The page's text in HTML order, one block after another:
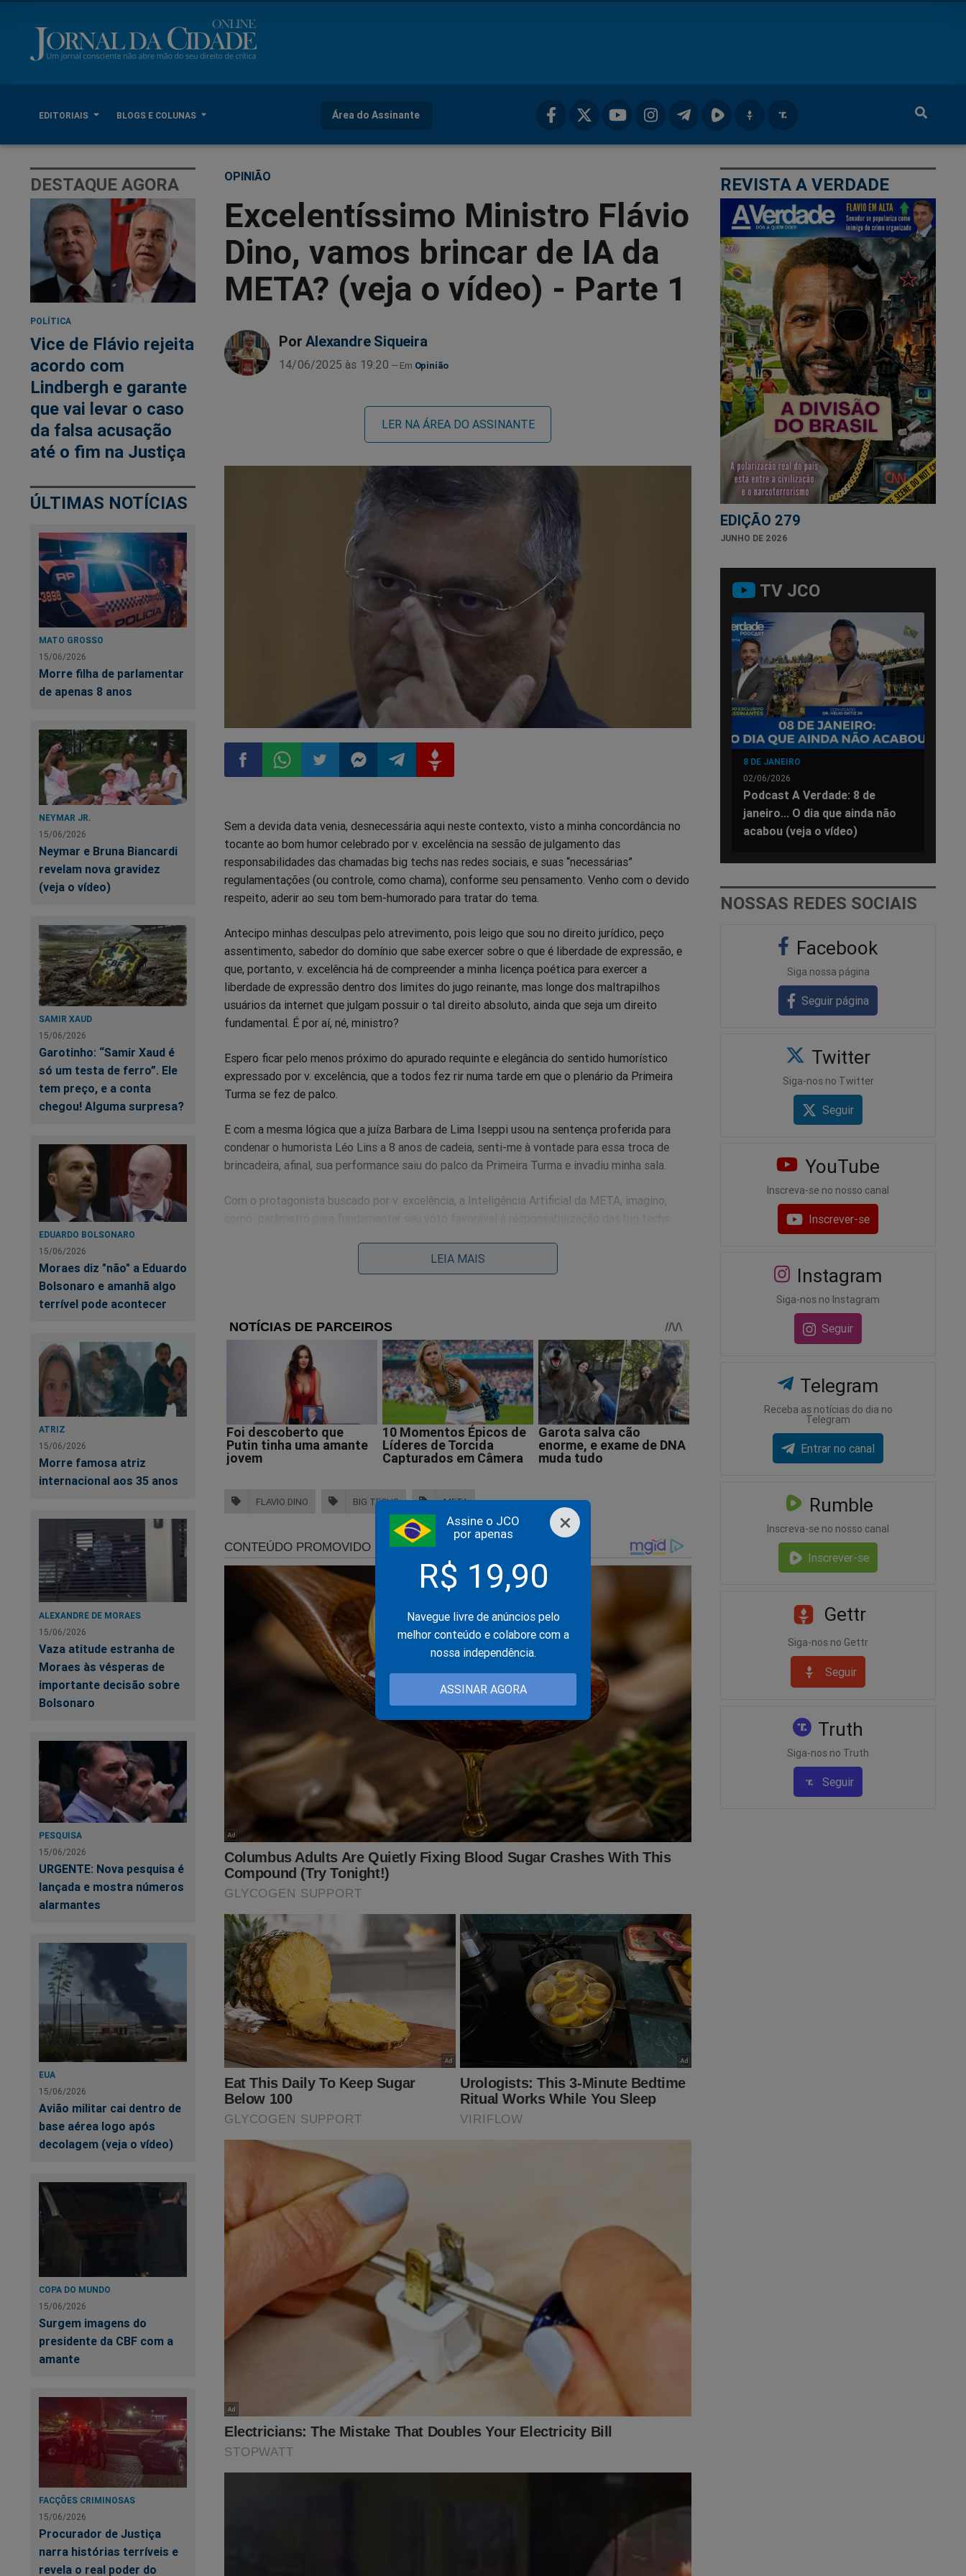
EDITORIAIS BLOGS E COLUNAS Área do Assinante
×
Assine o JCO
por apenas
R$ 19,90
Navegue livre de anúncios pelo
melhor conteúdo e colabore com a
nossa independência.
ASSINAR AGORA
DESTAQUE AGORA
POLÍTICA
Vice de Flávio rejeita
acordo com
Lindbergh e garante
que vai levar o caso
da falsa acusação
até o fim na Justiça
ÚLTIMAS NOTÍCIAS
MATO GROSSO
15/06/2026
Morre filha de parlamentar
de apenas 8 anos
NEYMAR JR.
15/06/2026
Neymar e Bruna Biancardi
revelam nova gravidez
(veja o vídeo)
SAMIR XAUD
15/06/2026
Garotinho: “Samir Xaud é
só um testa de ferro”. Ele
tem preço, e a conta
chegou! Alguma surpresa?
EDUARDO BOLSONARO
15/06/2026
Moraes diz "não" a Eduardo
Bolsonaro e amanhã algo
terrível pode acontecer
ATRIZ
15/06/2026
Morre famosa atriz
internacional aos 35 anos
ALEXANDRE DE MORAES
15/06/2026
Vaza atitude estranha de
Moraes às vésperas de
importante decisão sobre
Bolsonaro
PESQUISA
15/06/2026
URGENTE: Nova pesquisa é
lançada e mostra números
alarmantes
EUA
15/06/2026
Avião militar cai dentro de
base aérea logo após
decolagem (veja o vídeo)
COPA DO MUNDO
15/06/2026
Surgem imagens do
presidente da CBF com a
amante
FACÇÕES CRIMINOSAS
15/06/2026
Procurador de Justiça
narra histórias terríveis e
revela o real poder do
OPINIÃO
Excelentíssimo Ministro Flávio
Dino, vamos brincar de IA da
META? (veja o vídeo) - Parte 1
Por Alexandre Siqueira
14/06/2025 às 19:20 Opinião
LER NA ÁREA DO ASSINANTE
no
Facebook
no
Whatsapp
no
Twitter
no
Messenger
no
Telegram
no
Gettr
Sem a devida data venia, desnecessária aqui neste contexto, visto a minha concordância no
tocante ao bom humor celebrado por v. excelência na sessão de julgamento das
responsabilidades das chamadas big techs nas redes sociais, e suas “necessárias”
regulamentações (ou controle, como chama), conforme seu pensamento. Venho com o devido
respeito, aderir ao seu tom bem-humorado para tratar do tema.
Antecipo minhas desculpas pelo atrevimento, pois leigo que sou no direito jurídico, peço
assentimento, sabedor do domínio que sabe exercer sobre o que é liberdade de expressão, e
que, portanto, v. excelência há de compreender a minha licença poética para exercer a
liberdade de expressão dentro dos limites do jugo reinante, mas longe dos maltrapilhos
usuários da internet que julgam possuir o tal direito absoluto, ainda que seja um direito
fundamental. É por aí, né, ministro?
Espero ficar pelo menos próximo do apurado requinte e elegância do sentido humorístico
expressado por v. excelência, que a todos fez rir numa tarde em que o plenário da Primeira
Turma se fez de palco.
E com a mesma lógica que a juíza Barbara de Lima Iseppi usou na sentença proferida para
condenar o humorista Léo Lins a 8 anos de cadeia, senti-me à vontade para essa troca de
brincadeira, afinal, sua performance saiu do palco da Primeira Turma e invadiu minha sala.
Com o protagonista buscado por v. excelência, a Inteligência Artificial da META, imagino,
SENSACIONAL, ministro, a apuradíssima criatividade para personificar a IA como um jurista.
Agora temos a VOSSA EXCELÊNCIA, A IA da META. Nossa! Aqui, do outro lado da tela, me
Mas o esmero piadista do dia veio com a associação que fez do eventual “tirar o passaporte
do ministro Alexandre (de Moraes)” (SIC), e “só espero que não peguem o passaporte da
META, como vão tirar o passaporte da META?” Aí, não teve jeito, tive que trocar as fraldas.
Em tempo; só um apêndice neste meu borrado texto. Só tomemos cuidado com a citada juíza
acima, pois salvo engano, ela também acha que piada com liberdade de humor é direito
fundamental, mas não é absoluto. Mesmo porque, parece que a corte, se sentindo bem
confortável como está, vem se caracterizando pelo bom humor, haja vista tantas galhofas e
chacotas que vários ministros fazem ali. Inclusive, meus parabéns! Vossa excelência está se
tornando referência nisso.
Vamos em frente, ministro, sem tropeçar.
Primeiro vamos relembrar o trecho do seu voto, onde dá para ouvir gargalhadas ao fundo, em
determinado momento:
Para dar ênfase aos tópicos que busquei para a nossa pueril e lúdica brincadeira, dividi este
pretensioso artigo em quatro partes. Em cada uma das partes, reproduzo a v. excelência ao
buscar respostas na mesma IA da META para quatro perguntas, sendo três delas de cunho
pessoal, que virão em publicações distintas.
Inauguro com a mesma pergunta de v. excelência, que, confesso, me inspirou a dedilhar esse
arremedo textual de um mero escrevinhador.
Prometo não me alongar nos próximos textos, que virão apenas com uma pergunta, a
resposta da IA e algumas considerações minhas a respeito, vez que nesta 1ª parte, tive que
apresentar meus argumentos e postura jornalística e profissional.
Ainda que eu tenha encontrado diferenças entre sua leitura, ao vivo, da resposta da IA, com
relação à mesma pergunta que também fiz, vale a essência.
Daqui por diante, vou usar e abusar da DATA VENIA, que peço já considerá-lo em minhas
interações e grifos (marcados com *), para não ser repetitivo. Não quero me tornar um chato
de galocha.
Sua pergunta foi: A liberdade de expressão é um direito absoluto?
(*) onde v. excelência diz que a própria IA reconhece a necessidade de controle (esconde
outras conveniências aqui, ministro?), o que não procede, pois, as limitações e restrições
sugeridas pela IA já carregam leis que as ordenam juridicamente (no direito brasileiro e
internacional), seja civil ou penalmente, há anos (algumas há décadas), senão, veja algumas
das leis e regulações que fazem este papel com a tipificada limitação. Até mesmo conforme
enumerado por v. excelência.
Resposta da IA da META (na íntegra, ainda que não tenha citado todas no seu voto):
A liberdade de expressão é um direito fundamental, mas não é considerado absoluto em
1. Proteção da dignidade e honra: A liberdade de expressão não inclui o direito de difamar ou
LEIA MAIS
FLAVIO DINO BIG TECHS META
REVISTA A VERDADE
EDIÇÃO 279
JUNHO DE 2026
TV JCO
8 DE JANEIRO
02/06/2026
Podcast A Verdade: 8 de
janeiro... O dia que ainda não
acabou (veja o vídeo)
NOSSAS REDES SOCIAIS
Facebook
Siga nossa página
Seguir página
Twitter
Siga-nos no Twitter
Seguir
YouTube
Inscreva-se no nosso canal
Inscrever-se
Instagram
Siga-nos no Instagram
Seguir
Telegram
Receba as notícias do dia no
Telegram
Entrar no canal
Rumble
Inscreva-se no nosso canal
Inscrever-se
Gettr
Siga-nos no Gettr
Seguir
Truth
Siga-nos no Truth
Seguir